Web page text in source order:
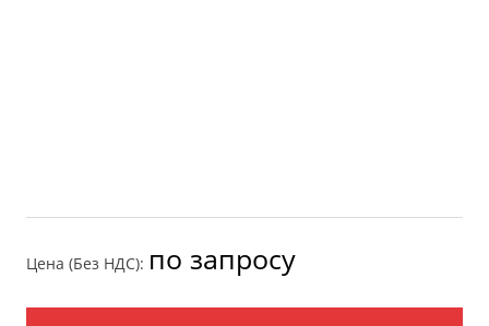
Цена (Без НДС): по запросу